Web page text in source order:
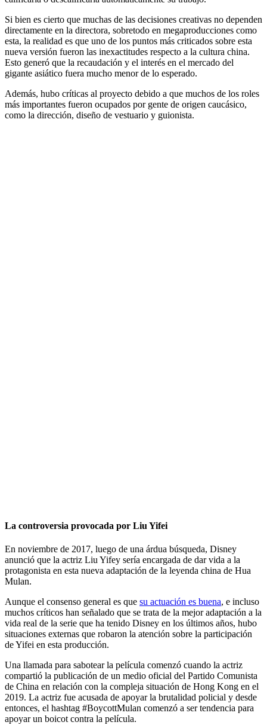
Si bien es cierto que muchas de las decisiones creativas no dependen
directamente en la directora, sobretodo en megaproducciones como
esta, la realidad es que uno de los puntos más criticados sobre esta
nueva versión fueron las inexactitudes respecto a la cultura china.
Esto generó que la recaudación y el interés en el mercado del
gigante asiático fuera mucho menor de lo esperado.
Además, hubo críticas al proyecto debido a que muchos de los roles
más importantes fueron ocupados por gente de origen caucásico,
como la dirección, diseño de vestuario y guionista.
La controversia provocada por Liu Yifei
En noviembre de 2017, luego de una árdua búsqueda, Disney
anunció que la actriz Liu Yifey sería encargada de dar vida a la
protagonista en esta nueva adaptación de la leyenda china de Hua
Mulan.
Aunque el consenso general es que su actuación es buena, e incluso
muchos críticos han señalado que se trata de la mejor adaptación a la
vida real de la serie que ha tenido Disney en los últimos años, hubo
situaciones externas que robaron la atención sobre la participación
de Yifei en esta producción.
Una llamada para sabotear la película comenzó cuando la actriz
compartió la publicación de un medio oficial del Partido Comunista
de China en relación con la compleja situación de Hong Kong en el
2019. La actriz fue acusada de apoyar la brutalidad policial y desde
entonces, el hashtag #BoycottMulan comenzó a ser tendencia para
apoyar un boicot contra la película.